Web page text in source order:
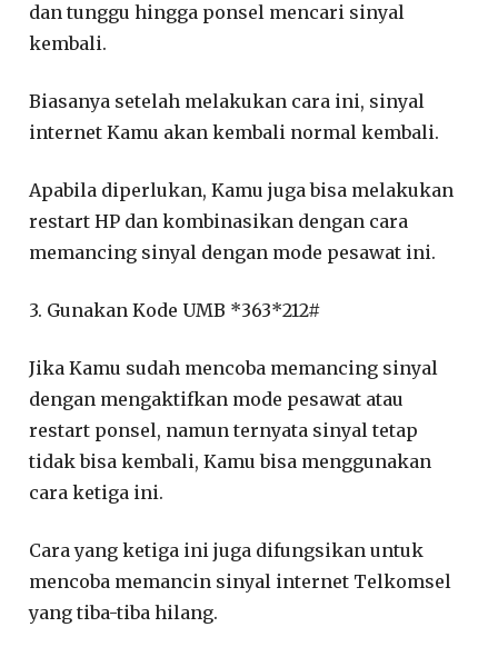
dan tunggu hingga ponsel mencari sinyal
kembali.
Biasanya setelah melakukan cara ini, sinyal
internet Kamu akan kembali normal kembali.
Apabila diperlukan, Kamu juga bisa melakukan
restart HP dan kombinasikan dengan cara
memancing sinyal dengan mode pesawat ini.
3. Gunakan Kode UMB *363*212#
Jika Kamu sudah mencoba memancing sinyal
dengan mengaktifkan mode pesawat atau
restart ponsel, namun ternyata sinyal tetap
tidak bisa kembali, Kamu bisa menggunakan
cara ketiga ini.
Cara yang ketiga ini juga difungsikan untuk
mencoba memancin sinyal internet Telkomsel
yang tiba-tiba hilang.